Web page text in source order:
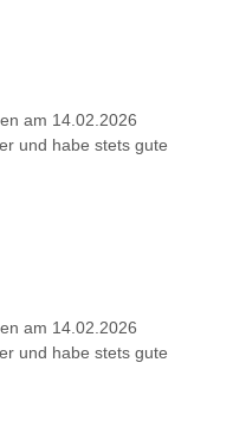
am 14.02.2026
und habe stets gute
am 14.02.2026
und habe stets gute